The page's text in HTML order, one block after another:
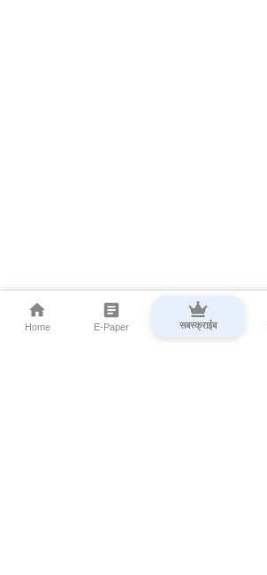
Home E-Paper सबस्क्राईब